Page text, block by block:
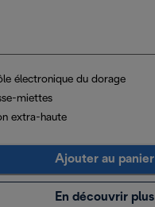
électronique du dorage
miettes
extra-haute
Ajouter au panier
En découvrir plus